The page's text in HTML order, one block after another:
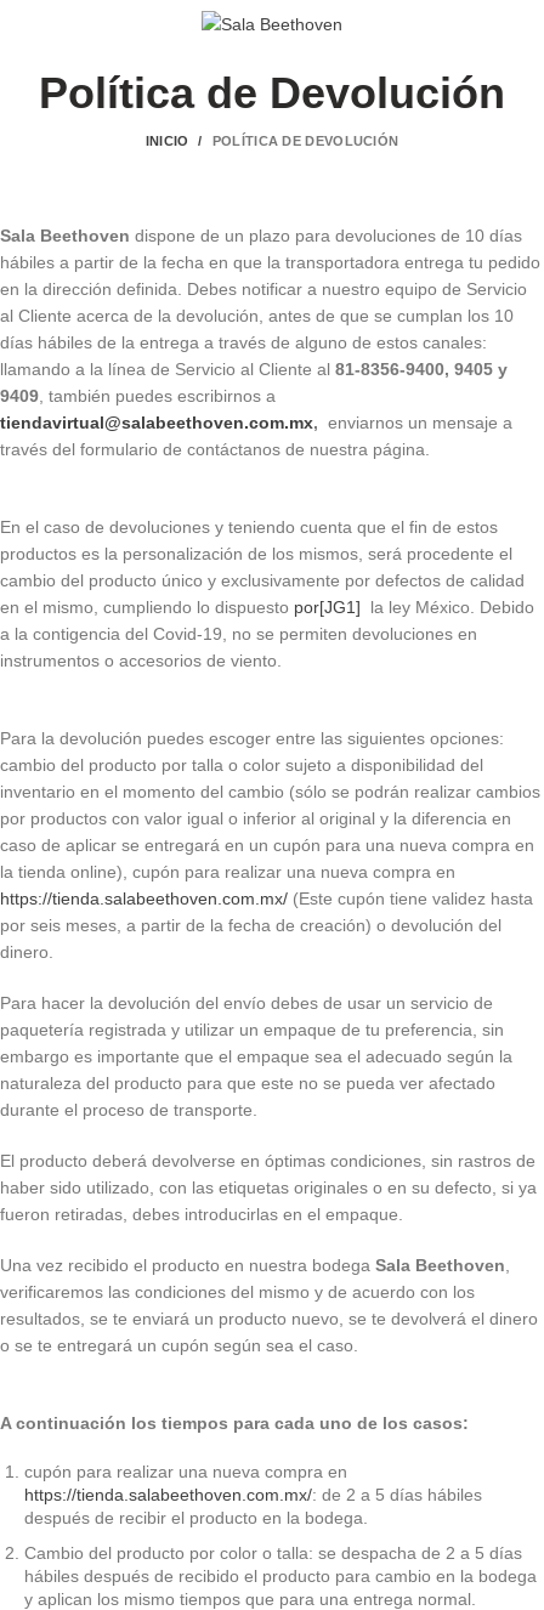
Política de Devolución
INICIO POLÍTICA DE DEVOLUCIÓN
Sala Beethoven dispone de un plazo para devoluciones de 10 días
hábiles a partir de la fecha en que la transportadora entrega tu pedido
en la dirección definida. Debes notificar a nuestro equipo de Servicio
al Cliente acerca de la devolución, antes de que se cumplan los 10
días hábiles de la entrega a través de alguno de estos canales:
llamando a la línea de Servicio al Cliente al 81-8356-9400, 9405 y
9409 , también puedes escribirnos a
tiendavirtual@salabeethoven.com.mx, enviarnos un mensaje a
través del formulario de contáctanos de nuestra página.
En el caso de devoluciones y teniendo cuenta que el fin de estos
productos es la personalización de los mismos, será procedente el
cambio del producto único y exclusivamente por defectos de calidad
en el mismo, cumpliendo lo dispuesto por[JG1] la ley México. Debido
a la contigencia del Covid-19, no se permiten devoluciones en
instrumentos o accesorios de viento.
Para la devolución puedes escoger entre las siguientes opciones:
cambio del producto por talla o color sujeto a disponibilidad del
inventario en el momento del cambio (sólo se podrán realizar cambios
por productos con valor igual o inferior al original y la diferencia en
caso de aplicar se entregará en un cupón para una nueva compra en
la tienda online), cupón para realizar una nueva compra en
https://tienda.salabeethoven.com.mx/ (Este cupón tiene validez hasta
por seis meses, a partir de la fecha de creación) o devolución del
dinero.
Para hacer la devolución del envío debes de usar un servicio de
paquetería registrada y utilizar un empaque de tu preferencia, sin
embargo es importante que el empaque sea el adecuado según la
naturaleza del producto para que este no se pueda ver afectado
durante el proceso de transporte.
El producto deberá devolverse en óptimas condiciones, sin rastros de
haber sido utilizado, con las etiquetas originales o en su defecto, si ya
fueron retiradas, debes introducirlas en el empaque.
Una vez recibido el producto en nuestra bodega Sala Beethoven
verificaremos las condiciones del mismo y de acuerdo con los
resultados, se te enviará un producto nuevo, se te devolverá el dinero
o se te entregará un cupón según sea el caso.
A continuación los tiempos para cada uno de los casos:
cupón para realizar una nueva compra en
https://tienda.salabeethoven.com.mx/: de 2 a 5 días hábiles
después de recibir el producto en la bodega.
Cambio del producto por color o talla: se despacha de 2 a 5 días
hábiles después de recibido el producto para cambio en la bodega
y aplican los mismo tiempos que para una entrega normal.